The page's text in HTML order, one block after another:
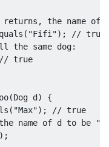
the name of
( "Fifi");
// true
same dog:
// true
(Dog d)
{
( "Max");
// true
name of d to be
);